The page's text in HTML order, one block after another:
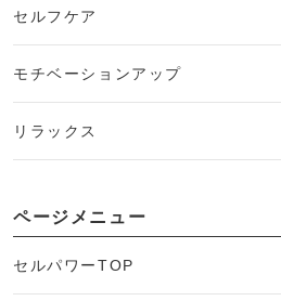
セルフケア
モチベーションアップ
リラックス
ページメニュー
セルパワーTOP